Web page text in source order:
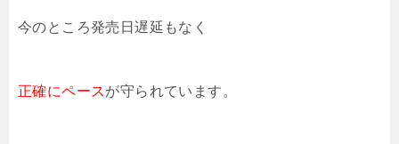
今のところ発売日遅延もなく
正確にペースが守られています。